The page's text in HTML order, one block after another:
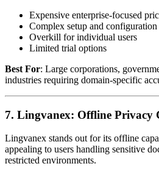
Expensive enterprise-focused
Complex setup and configuration
Overkill for individual users
Limited trial options
Best For: Large corporations,
industries requiring domain-specific
7. Lingvanex: Offline Privacy
Lingvanex stands out for its offline
appealing to users handling sensitive
restricted environments.